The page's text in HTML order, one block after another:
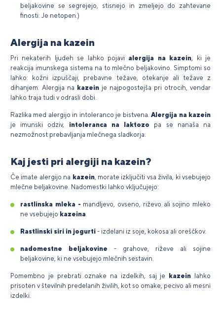
beljakovine se segrejejo, stisnejo in zmeljejo do zahtevane
finosti. Je netopen.)
Alergija na kazein
Pri nekaterih ljudeh se lahko pojavi alergija na kazein, ki je
reakcija imunskega sistema na to mlečno beljakovino. Simptomi so
lahko: kožni izpuščaji, prebavne težave, otekanje ali težave z
dihanjem. Alergija na kazein je najpogostejša pri otrocih, vendar
lahko traja tudi v odrasli dobi.
Razlika med alergijo in intoleranco je bistvena.Alergija na kazein
je imunski odziv, intoleranca na laktozo pa se nanaša na
nezmožnost prebavljanja mlečnega sladkorja.
Kaj jesti pri alergiji na kazein?
Če imate alergijo na kazein, morate izključiti vsa živila, ki vsebujejo
mlečne beljakovine. Nadomestki lahko vključujejo:
rastlinska mleka - mandljevo, ovseno, riževo ali sojino mleko
ne vsebujejo kazeina.
Rastlinski siri in jogurti - izdelani iz soje, kokosa ali oreščkov.
nadomestne beljakovine - grahove, riževe ali sojine
beljakovine, ki ne vsebujejo mlečnih sestavin.
Pomembno je prebrati oznake na izdelkih, saj je kazein
lahko
prisoten v številnih predelanih živilih, kot so omake, pecivo ali mesni
izdelki.